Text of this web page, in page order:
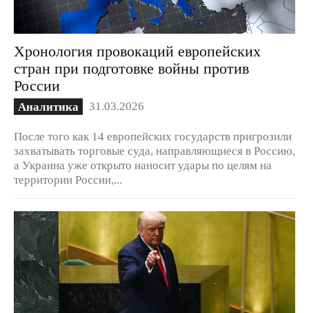
Хронология провокаций европейских
стран при подготовке войны против
России
Аналитика 31.03.2026
После того как 14 европейских государств пригрозили
захватывать торговые суда, направляющиеся в Россию,
а Украина уже открыто наносит удары по целям на
территории России,...